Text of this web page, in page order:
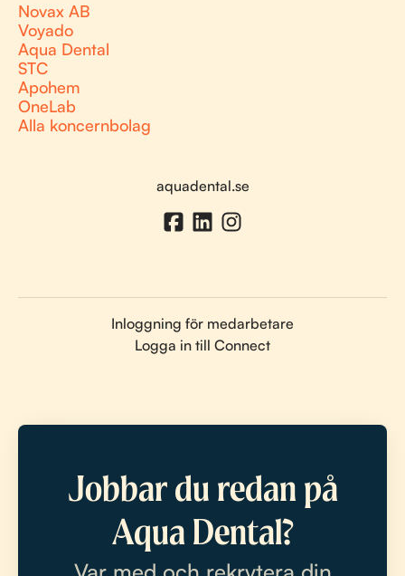
Novax AB
Voyado
Aqua Dental
STC
Apohem
OneLab
Alla koncernbolag
aquadental.se
Inloggning för medarbetare
Logga in till Connect
Jobbar du redan på
Aqua Dental?